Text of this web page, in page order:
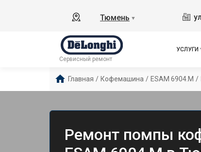
Тюмень ▼
Сервисный ремонт
УСЛУГИ
Главная / Кофемашина / ESAM 6904.M /
Ремонт помпы